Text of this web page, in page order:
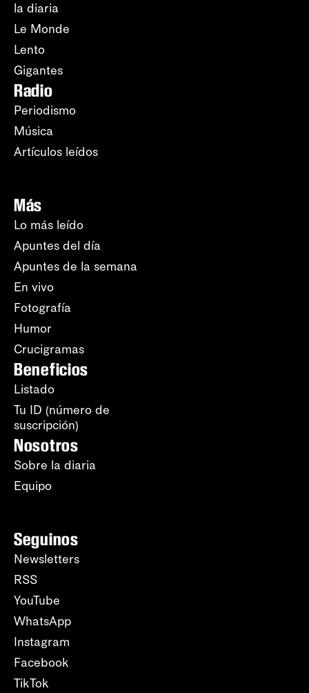
la diaria
Le Monde
Lento
Gigantes
Radio
Periodismo
Música
Artículos leídos
Más
Lo más leído
Apuntes del día
Apuntes de la semana
En vivo
Fotografía
Humor
Crucigramas
Beneficios
Listado
Tu ID (número de
suscripción)
Nosotros
Sobre la diaria
Equipo
Seguinos
Newsletters
RSS
YouTube
WhatsApp
Instagram
Facebook
TikTok